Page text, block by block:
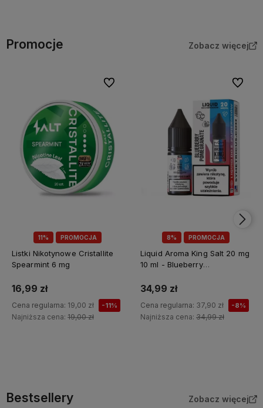
Promocje Zobacz więcej
11% PROMOCJA
Listki Nikotynowe Cristallite
Spearmint 6 mg
16,99 zł
Cena regularna: 19,00 zł -11%
Najniższa cena: 19,00 zł
Do ulubionych
8% PROMOCJA
Liquid Aroma King Salt 20 mg
10 ml - Blueberry
34,99 zł
Cena regularna: 37,90 zł -8%
Najniższa cena: 34,99 zł
Do
Bestsellery Zobacz więcej